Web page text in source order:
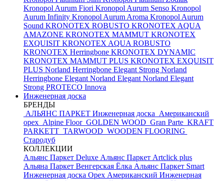
Kronopol Aurum Fiori Kronopol Aurum Senso Kronopol
Aurum Infinity Kronopol Aurum Aroma Kronopol Aurum
Sound KRONOTEX ROBUSTO KRONOTEX AQUA
AMAZONE KRONOTEX MAMMUT KRONOTEX
EXQUISIT KRONOTEX AQUA ROBUSTO
KRONOTEX Herringbone KRONOTEX DYNAMIC
KRONOTEX MAMMUT PLUS KRONOTEX EXQUISIT
PLUS Norland Herringbone Elegant Strong Norland
Herringbone Elegant Norland Elegant Norland Elegant
Strong PROTECO Innova
Инженерная доска
БРЕНДЫ
АЛЬЯНС ПАРКЕТ Инженерная доска Американский
орех Alpine Floor GOLDEN WOOD Gran Parte KRAFT
PARKETT TARWOOD WOODEN FLOORING
Стародуб
КОЛЛЕКЦИИ
Альянс Паркет Deluxe Альянс Паркет Artclick plus
Альяна Паркет Венгерская Ёлка Альянс Паркет Smart
Инженерная доска Орех Американский Инженерная